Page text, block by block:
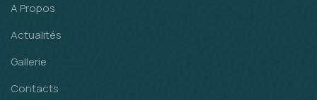
A Propos
Actualités
Gallerie
Contacts